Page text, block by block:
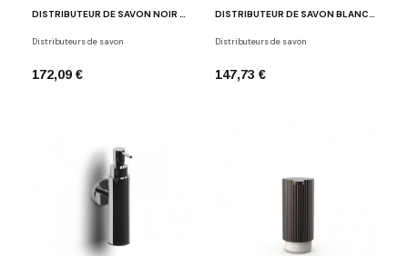
DISTRIBUTEUR DE SAVON NOIR MAT SJ/9.26045.21
Distributeurs de savon
172,09 €
DISTRIBUTEUR DE SAVON BLANC MAT SI/9.26045.20
Distributeurs de savon
147,73 €